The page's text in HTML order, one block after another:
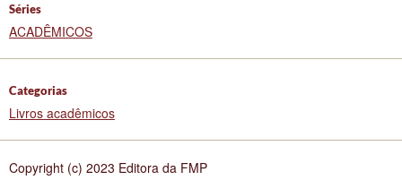
Séries
ACADÊMICOS
Categorias
Livros acadêmicos
Copyright (c) 2023 Editora da FMP